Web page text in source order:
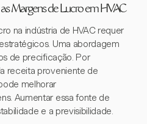
Margens de Lucro em HVAC
na indústria de HVAC requer
Uma abordagem
de precificação. Por
receita proveniente de
melhorar
Aumentar essa fonte de
e a previsibilidade.